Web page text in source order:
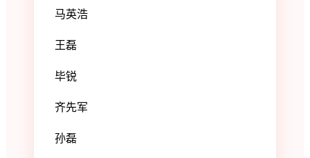
马英浩
王磊
毕锐
齐先军
孙磊